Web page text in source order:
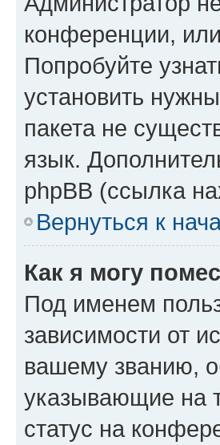
конференции,
Попробуйте
установить
пакета не
язык.
phpBB (ссылка
Вернуться к
Как я могу
Под именем
зависимости от
вашему званию,
указывающие на
статус на